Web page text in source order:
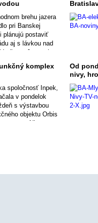
brehu jazera
pri Banskej
plánujú postaviť
aj s lávkou nad
Jazero je
miest v
komplex
spoločnosť Inpek,
v pondelok
s výstavbou
objektu Orbis
v centre Nitry.
Od
nivy,